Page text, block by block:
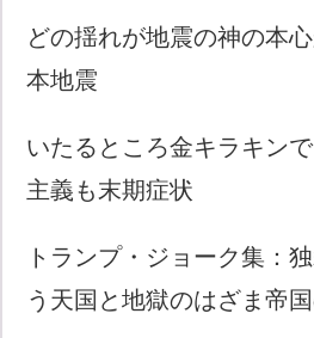
どの揺れが地震の神の本
本地震
いたるところ金キラキン
主義も末期症状
トランプ・ジョーク集：
う天国と地獄のはざま帝